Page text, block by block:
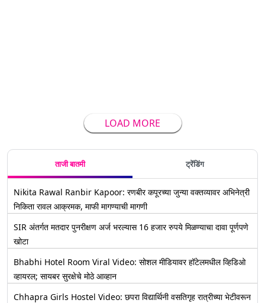
LOAD MORE
ताजी बातमी ट्रेंडिंग
Nikita Rawal Ranbir Kapoor: रणबीर कपूरच्या जुन्या वक्तव्यावर अभिनेत्री
निकिता रावल आक्रमक, माफी मागण्याची मागणी
SIR अंतर्गत मतदार पुनरीक्षण अर्ज भरल्यास 16 हजार रुपये मिळण्याचा दावा पूर्णपणे
खोटा
Bhabhi Hotel Room Viral Video: सोशल मीडियावर हॉटेलमधील व्हिडिओ
व्हायरल; सायबर सुरक्षेचे मोठे आव्हान
Chhapra Girls Hostel Video: छपरा विद्यार्थिनी वसतिगृह रात्रीच्या भेटीवरून